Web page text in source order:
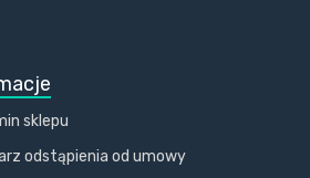
sklepu
odstąpienia od umowy